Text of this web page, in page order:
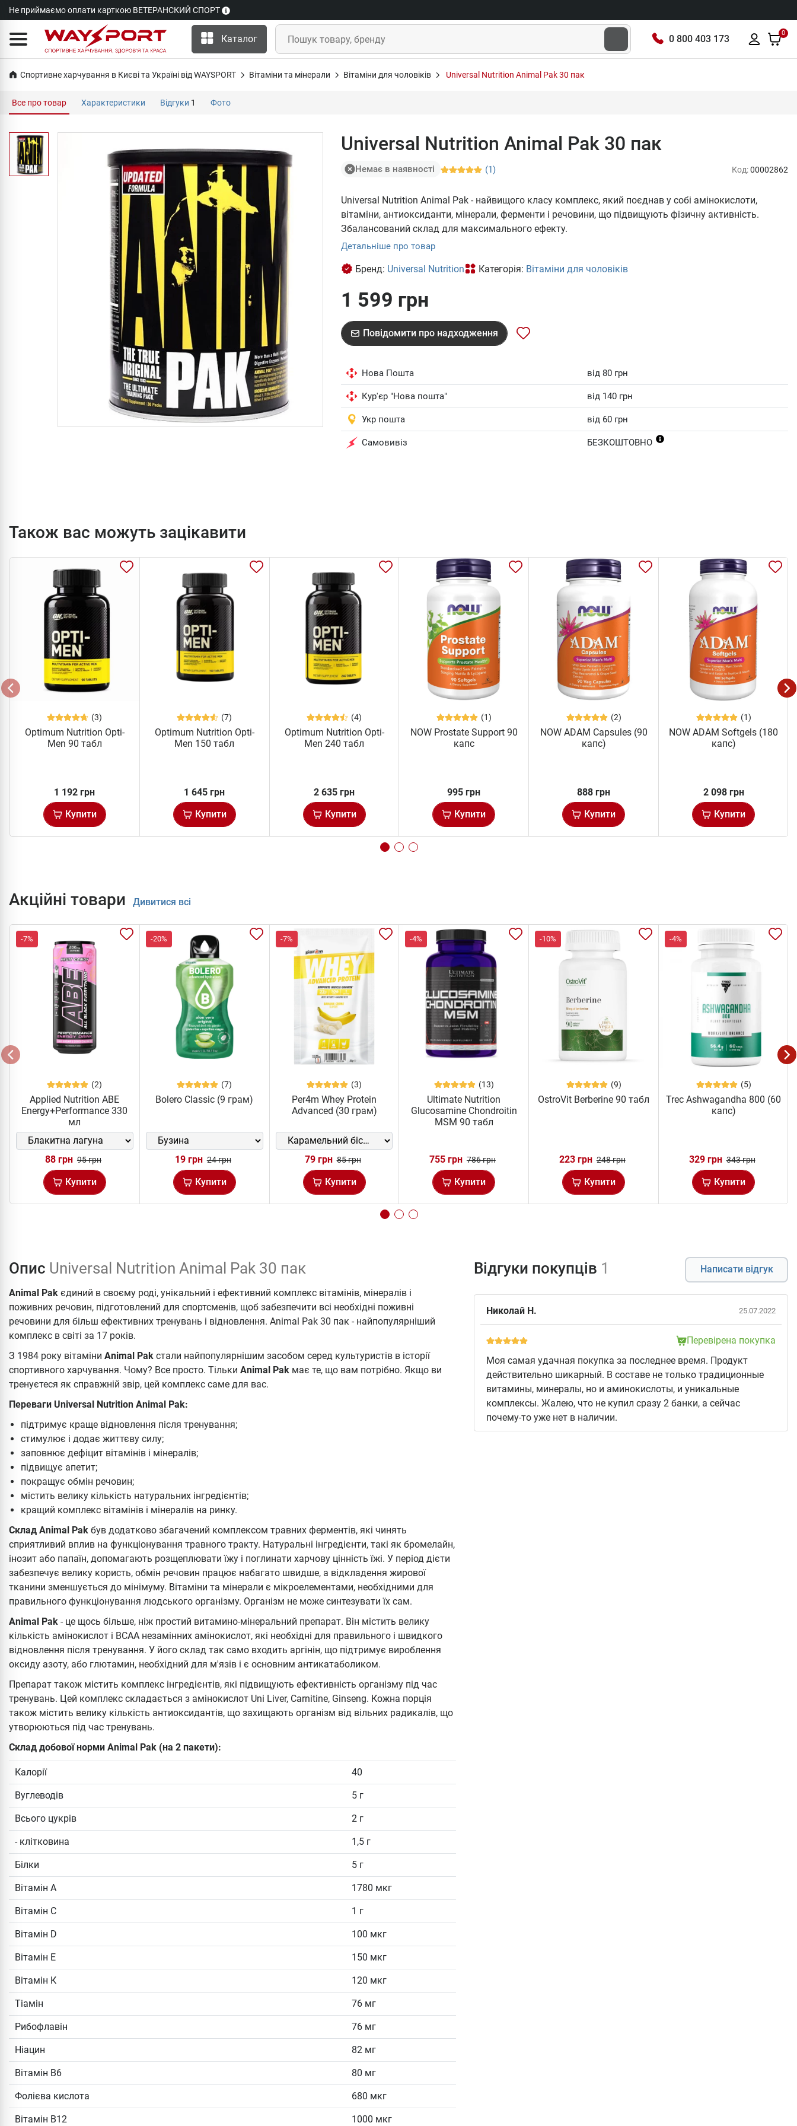
Не приймаємо оплати карткою ВЕТЕРАНСКИЙ СПОРТ
Каталог 0 800 403 173
0
Спортивне харчування в Києві та Україні від WAYSPORT Вітаміни та мінерали Вітаміни для чоловіків Universal Nutrition Animal Pak 30 пак
Все про товар Характеристики Відгуки 1 Фото
Universal Nutrition Animal Pak 30 пак
Немає в наявності (1) Код:00002862
Universal Nutrition Animal Pak - найвищого класу комплекс, який поєднав у собі амінокислоти,
вітаміни, антиоксиданти, мінерали, ферменти і речовини, що підвищують фізичну активність.
Збалансований склад для максимального ефекту.
Детальніше про товар
Бренд: Universal Nutrition Категорія: Вітаміни для чоловіків
1 599 грн
Повідомити про надходження
Нова Пошта від 80 грн
Кур'єр "Нова пошта" від 140 грн
Укр пошта від 60 грн
Самовивіз БЕЗКОШТОВНО
Також вас можуть зацікавити
(3)
Optimum Nutrition Opti-
Men 90 табл
1 192 грн
Купити
(7)
Optimum Nutrition Opti-
Men 150 табл
1 645 грн
Купити
(4)
Optimum Nutrition Opti-
Men 240 табл
2 635 грн
Купити
(1)
NOW Prostate Support 90
капс
995 грн
Купити
(2)
NOW ADAM Capsules (90
капс)
888 грн
Купити
(1)
NOW ADAM Softgels (180
капс)
2 098 грн
Купити
Акційні товари Дивитися всі
-7%
(2)
Applied Nutrition ABE
Energy+Performance 330
мл
88 грн 95 грн
Купити
-20%
(7)
Bolero Classic (9 грам)
19 грн 24 грн
Купити
-7%
(3)
Per4m Whey Protein
Advanced (30 грам)
79 грн 85 грн
Купити
-4%
(13)
Ultimate Nutrition
Glucosamine Chondroitin
MSM 90 табл
755 грн 786 грн
Купити
-10%
(9)
OstroVit Berberine 90 табл
223 грн 248 грн
Купити
-4%
(5)
Trec Ashwagandha 800 (60
капс)
329 грн 343 грн
Купити
Опис Universal Nutrition Animal Pak 30 пак
Animal Pak єдиний в своєму роді, унікальний і ефективний комплекс вітамінів, мінералів і
поживних речовин, підготовлений для спортсменів, щоб забезпечити всі необхідні поживні
речовини для більш ефективних тренувань і відновлення. Animal Pak 30 пак - найпопулярніший
комплекс в світі за 17 років.
З 1984 року вітаміни Animal Pak стали найпопулярнішим засобом серед культуристів в історії
спортивного харчування. Чому? Все просто. Тільки Animal Pak має те, що вам потрібно. Якщо ви
тренуєтеся як справжній звір, цей комплекс саме для вас.
Переваги Universal Nutrition Animal Pak:
підтримує краще відновлення після тренування;
стимулює і додає життєву силу;
заповнює дефіцит вітамінів і мінералів;
підвищує апетит;
покращує обмін речовин;
містить велику кількість натуральних інгредієнтів;
кращий комплекс вітамінів і мінералів на ринку.
Склад Animal Pak був додатково збагачений комплексом травних ферментів, які чинять
сприятливий вплив на функціонування травного тракту. Натуральні інгредієнти, такі як бромелайн,
інозит або папаїн, допомагають розщеплювати їжу і поглинати харчову цінність їжі. У період дієти
забезпечує велику користь, обмін речовин працює набагато швидше, а відкладення жирової
тканини зменшується до мінімуму. Вітаміни та мінерали є мікроелементами, необхідними для
правильного функціонування людського організму. Організм не може синтезувати їх сам.
Animal Pak - це щось більше, ніж простий витамино-мінеральний препарат. Він містить велику
кількість амінокислот і BCAA незамінних амінокислот, які необхідні для правильного і швидкого
відновлення після тренування. У його склад так само входить аргінін, що підтримує вироблення
оксиду азоту, або глютамин, необхідний для м'язів і є основним антикатаболиком.
Препарат також містить комплекс інгредієнтів, які підвищують ефективність організму під час
тренувань. Цей комплекс складається з амінокислот Uni Liver, Carnitine, Ginseng. Кожна порція
також містить велику кількість антиоксидантів, що захищають організм від вільних радикалів, що
утворюються під час тренувань.
Склад добової норми Animal Pak (на 2 пакети):
Калорії 40
Вуглеводів 5 г
Всього цукрів 2 г
- клітковина 1,5 г
Білки 5 г
Вітамін А 1780 мкг
Вітамін С 1 г
Вітамін D 100 мкг
Вітамін Е 150 мкг
Вітамін К 120 мкг
Тіамін 76 мг
Рибофлавін 76 мг
Ніацин 82 мг
Вітамін В6 80 мг
Фолієва кислота 680 мкг
Вітамін В12 1000 мкг
Відгуки покупців 1 Написати відгук
Николай Н. 25.07.2022
Перевірена покупка
Моя самая удачная покупка за последнее время. Продукт
действительно шикарный. В составе не только традиционные
витамины, минералы, но и аминокислоты, и уникальные
комплексы. Жалею, что не купил сразу 2 банки, а сейчас
почему-то уже нет в наличии.